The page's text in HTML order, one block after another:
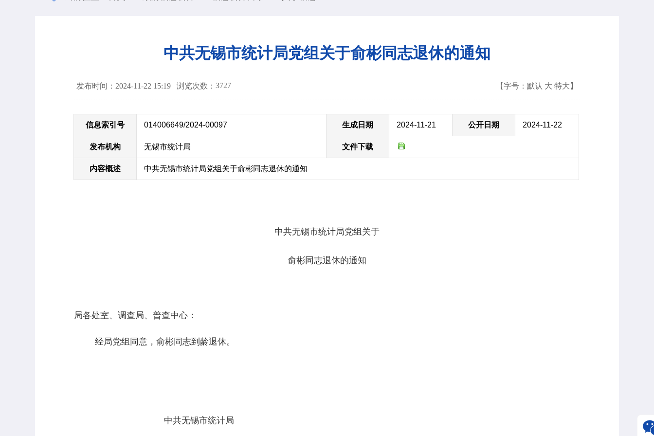
中共无锡市统计局党组关于俞彬同志退休的通知
发布时间：2024-11-22 15:19 浏览次数： 3727 【字号： 默认 大 特大 】
信息索引号 014006649/2024-00097 生成日期 2024-11-21 公开日期 2024-11-22
发布机构 无锡市统计局 文件下载
内容概述 中共无锡市统计局党组关于俞彬同志退休的通知
中共无锡市统计局党组关于
俞彬同志退休的通知
局各处室、调查局、普查中心：
经局党组同意，俞彬同志到龄退休。
中共无锡市统计局